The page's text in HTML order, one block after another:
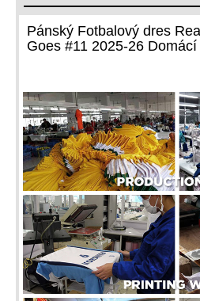
Pánský Fotbalový dres
Goes #11 2025-26